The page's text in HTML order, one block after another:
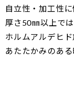
自立性・加工性
厚さ50㎜以上で
ホルムアルデヒ
あたたかみのある